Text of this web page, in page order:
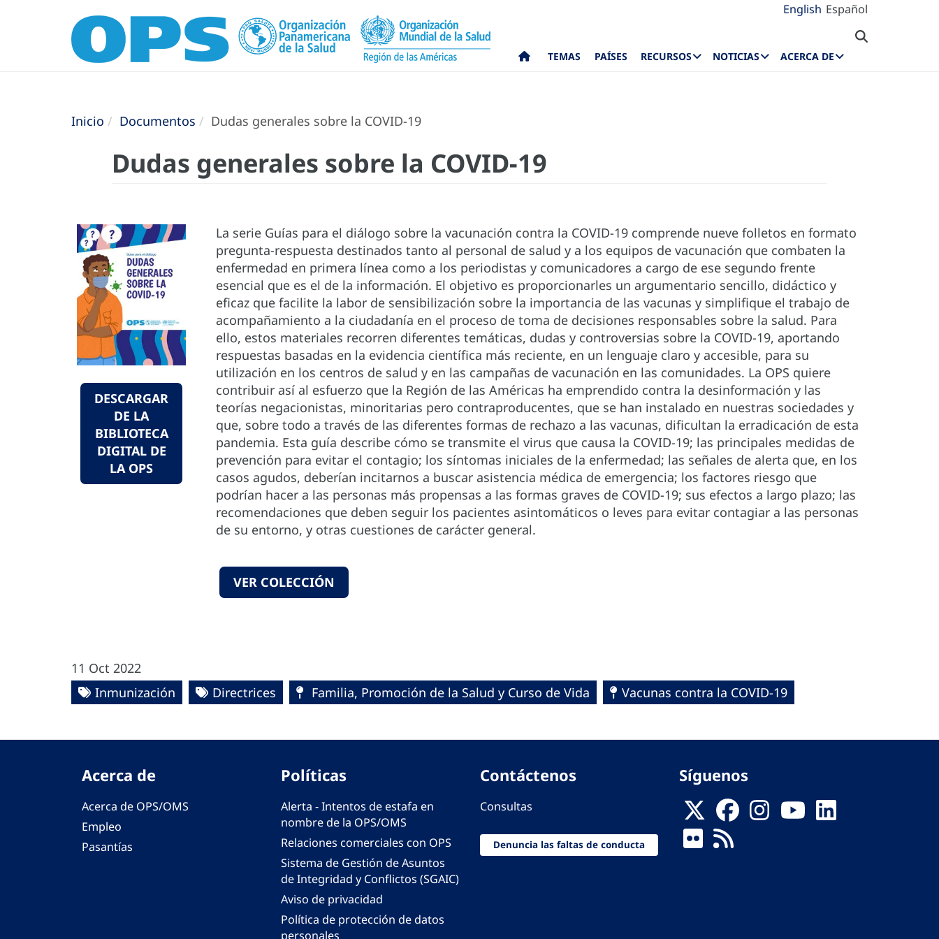
English Español
TEMAS PAÍSES RECURSOS NOTICIAS ACERCA DE
Inicio Documentos Dudas generales sobre la COVID-19
Dudas generales sobre la COVID-19
DESCARGAR
DE LA
BIBLIOTECA
DIGITAL DE
LA OPS
La serie Guías para el diálogo sobre la vacunación contra la COVID-19 comprende nueve folletos en formato
pregunta-respuesta destinados tanto al personal de salud y a los equipos de vacunación que combaten la
enfermedad en primera línea como a los periodistas y comunicadores a cargo de ese segundo frente
esencial que es el de la información. El objetivo es proporcionarles un argumentario sencillo, didáctico y
eficaz que facilite la labor de sensibilización sobre la importancia de las vacunas y simplifique el trabajo de
acompañamiento a la ciudadanía en el proceso de toma de decisiones responsables sobre la salud. Para
ello, estos materiales recorren diferentes temáticas, dudas y controversias sobre la COVID-19, aportando
respuestas basadas en la evidencia científica más reciente, en un lenguaje claro y accesible, para su
utilización en los centros de salud y en las campañas de vacunación en las comunidades. La OPS quiere
contribuir así al esfuerzo que la Región de las Américas ha emprendido contra la desinformación y las
teorías negacionistas, minoritarias pero contraproducentes, que se han instalado en nuestras sociedades y
que, sobre todo a través de las diferentes formas de rechazo a las vacunas, dificultan la erradicación de esta
pandemia. Esta guía describe cómo se transmite el virus que causa la COVID-19; las principales medidas de
prevención para evitar el contagio; los síntomas iniciales de la enfermedad; las señales de alerta que, en los
casos agudos, deberían incitarnos a buscar asistencia médica de emergencia; los factores riesgo que
podrían hacer a las personas más propensas a las formas graves de COVID-19; sus efectos a largo plazo; las
recomendaciones que deben seguir los pacientes asintomáticos o leves para evitar contagiar a las personas
de su entorno, y otras cuestiones de carácter general.
VER COLECCIÓN
11 Oct 2022
Inmunización
Directrices Familia, Promoción de la Salud y Curso de Vida Vacunas contra la COVID-19
Acerca de
Acerca de OPS/OMS
Empleo
Pasantías
Políticas
Alerta - Intentos de estafa en
nombre de la OPS/OMS
Relaciones comerciales con OPS
Sistema de Gestión de Asuntos
de Integridad y Conflictos (SGAIC)
Aviso de privacidad
Política de protección de datos
personales
Contáctenos
Consultas
Denuncia las faltas de conducta
Síguenos